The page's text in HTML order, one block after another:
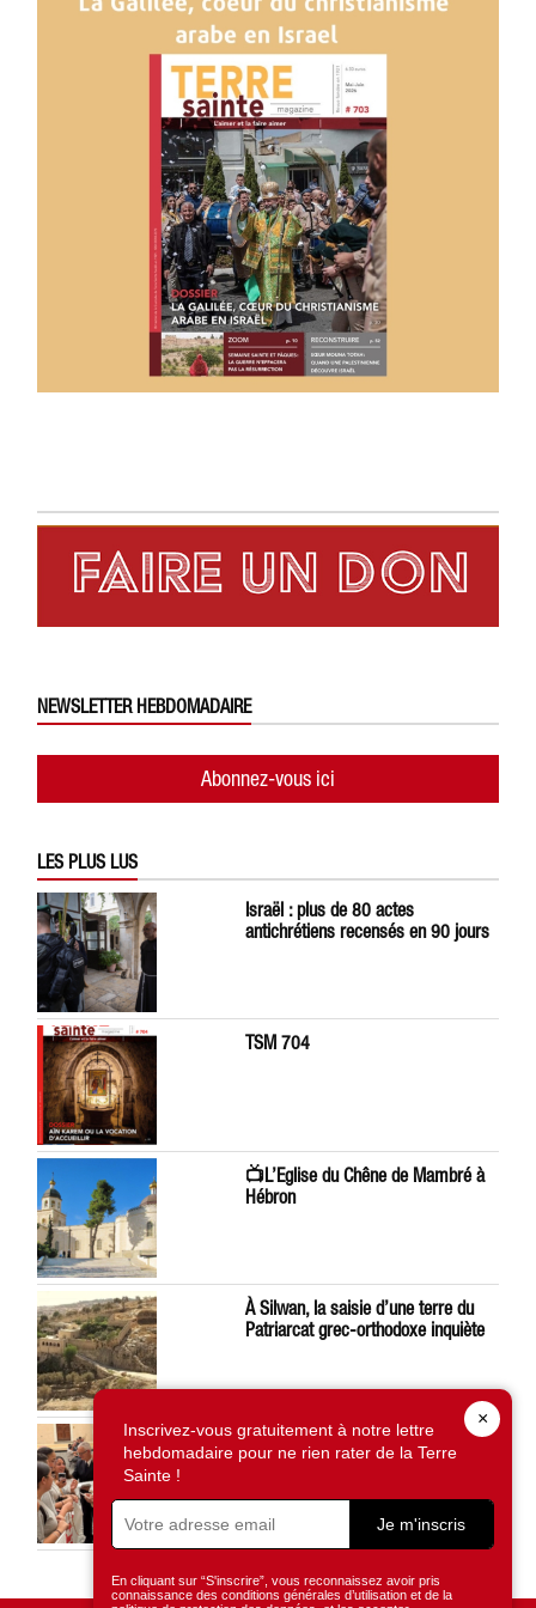
NEWSLETTER HEBDOMADAIRE
Abonnez-vous ici
LES PLUS LUS
Israël : plus de 80 actes
antichrétiens recensés en 90 jours
TSM 704
📺L’Eglise du Chêne de Mambré à
Hébron
À Silwan, la saisie d’une terre du
Patriarcat grec-orthodoxe inquiète
Léon XIV préoccupé par la situation
en Terre Sainte
×
Inscrivez-vous gratuitement à notre lettre
hebdomadaire pour ne rien rater de la Terre
Sainte !
Je m'inscris
En cliquant sur “S'inscrire”, vous reconnaissez avoir pris
connaissance des conditions générales d’utilisation et de la